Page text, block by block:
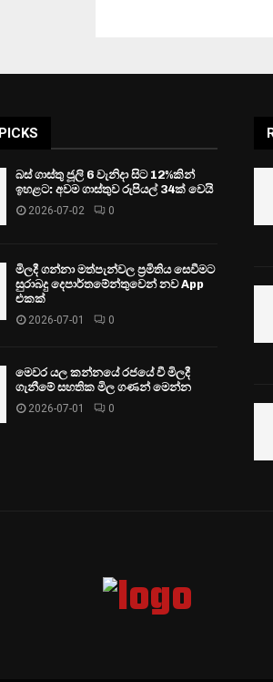
බස් ගාස්තු ජූලි 6 වැනිදා සිට 12%කින්
ඉහළට: අවම ගාස්තුව රුපියල් 34ක් වෙයි
2026-07-02 0
මිලදී ගන්නා මත්පැන්වල ප්‍රමිතිය සෙවීමට
සුරාබදු දෙපාර්තමේන්තුවෙන් නව App
එකක්
2026-07-01 0
මෙවර යල කන්නයේ රජයේ වී මිලදී
ගැනීමේ සහතික මිල ගණන් මෙන්න
2026-07-01 0